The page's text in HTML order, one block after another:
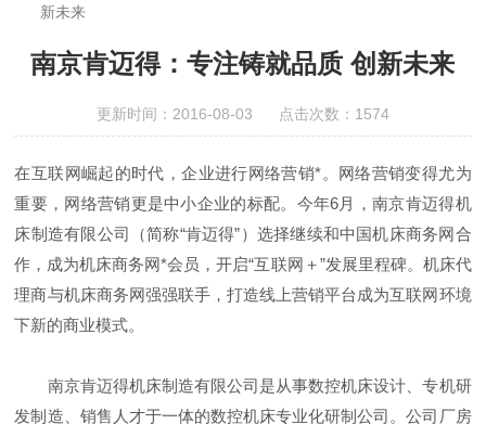
新未来
南京肯迈得：专注铸就品质 创新未来
更新时间：2016-08-03 点击次数：1574
在互联网崛起的时代，企业进行网络营销*。网络营销变得尤为
重要，网络营销更是中小企业的标配。今年6月，南京肯迈得机
床制造有限公司（简称“肯迈得”）选择继续和中国机床商务网合
作，成为机床商务网*会员，开启“互联网＋”发展里程碑。机床代
理商与机床商务网强强联手，打造线上营销平台成为互联网环境
下新的商业模式。
南京肯迈得机床制造有限公司是从事数控机床设计、专机研
发制造、销售人才于一体的数控机床专业化研制公司。公司厂房